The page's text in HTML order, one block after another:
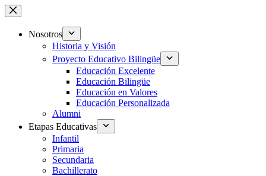
Saltar
al
contenidoNosotros
Historia y Visión
Proyecto Educativo Bilingüe
Educación Excelente
Educación Bilingüe
Educación en Valores
Educación Personalizada
Alumni
Etapas Educativas
Infantil
Primaria
Secundaria
Bachillerato